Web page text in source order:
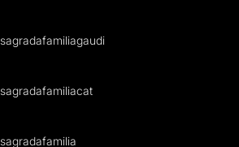
sagradafamiliagaudi
sagradafamiliacat
sagradafamilia